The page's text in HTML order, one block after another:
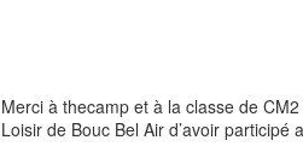
Merci à thecamp et à la classe de
Loisir de Bouc Bel Air d’avoir